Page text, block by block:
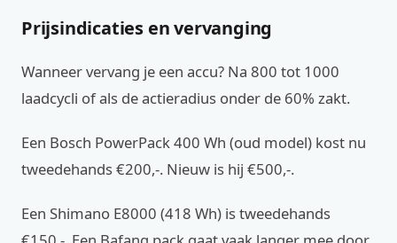
Prijsindicaties en vervanging
Wanneer vervang je een accu? Na 800 tot 1000
laadcycli of als de actieradius onder de 60% zakt.
Een Bosch PowerPack 400 Wh (oud model) kost nu
tweedehands €200,-. Nieuw is hij €500,-.
Een Shimano E8000 (418 Wh) is tweedehands